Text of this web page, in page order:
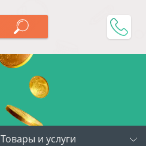
Товары и услуги